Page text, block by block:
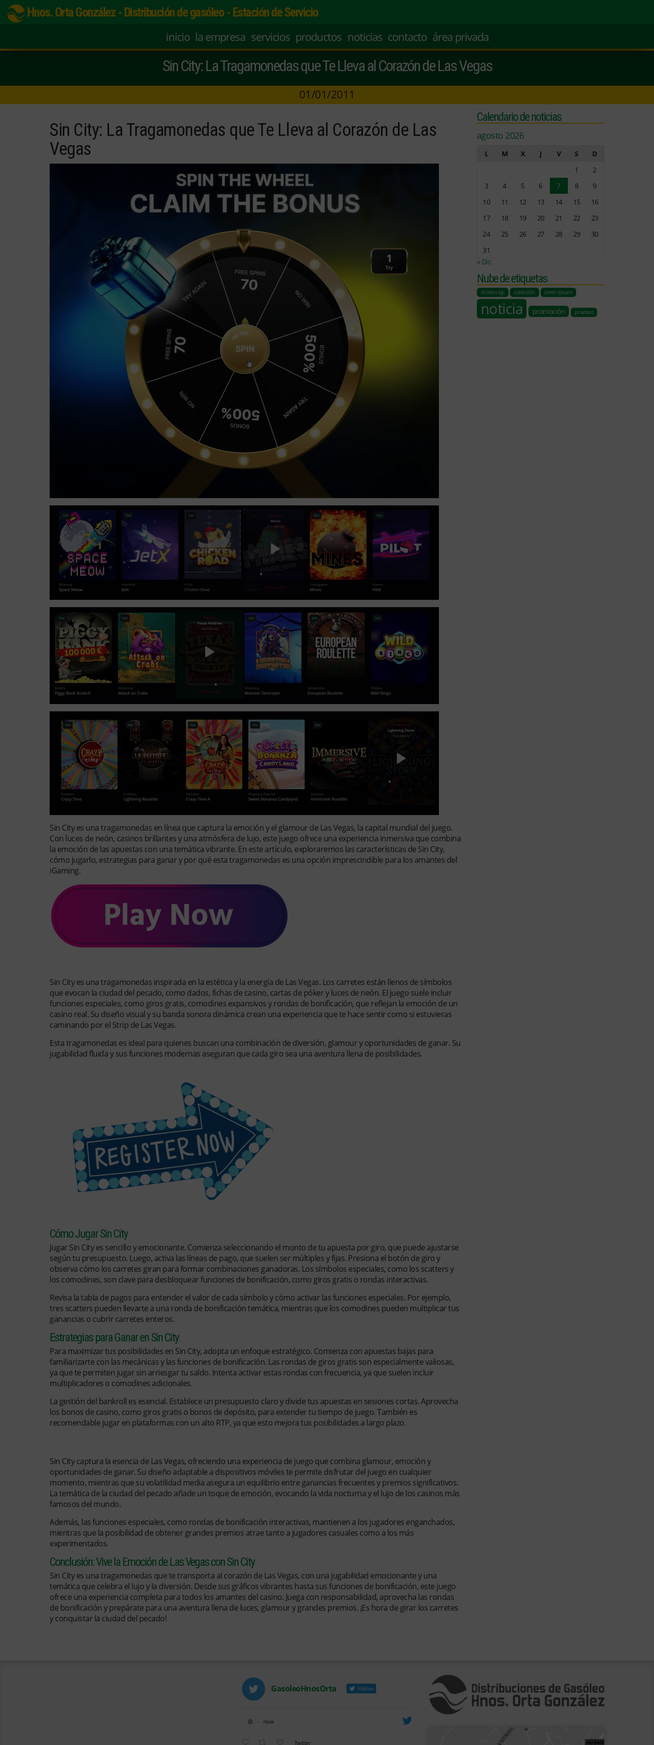
Hnos. Orta González - Distribución de gasóleo - Estación de Servicio
inicio la empresa servicios productos noticias contacto área privada
Sin City: La Tragamonedas que Te Lleva al Corazón de Las Vegas
01/01/2011
Sin City: La Tragamonedas que Te Lleva al Corazón de Las
Vegas
Sin City es una tragamonedas en línea que captura la emoción y el glamour de Las Vegas, la capital mundial del juego.
Con luces de neón, casinos brillantes y una atmósfera de lujo, este juego ofrece una experiencia inmersiva que combina
la emoción de las apuestas con una temática vibrante. En este artículo, exploraremos las características de Sin City,
cómo jugarlo, estrategias para ganar y por qué esta tragamonedas es una opción imprescindible para los amantes del
iGaming.
Sin City es una tragamonedas inspirada en la estética y la energía de Las Vegas. Los carretes están llenos de símbolos
que evocan la ciudad del pecado, como dados, fichas de casino, cartas de póker y luces de neón. El juego suele incluir
funciones especiales, como giros gratis, comodines expansivos y rondas de bonificación, que reflejan la emoción de un
casino real. Su diseño visual y su banda sonora dinámica crean una experiencia que te hace sentir como si estuvieras
caminando por el Strip de Las Vegas.
Esta tragamonedas es ideal para quienes buscan una combinación de diversión, glamour y oportunidades de ganar. Su
jugabilidad fluida y sus funciones modernas aseguran que cada giro sea una aventura llena de posibilidades.
Cómo Jugar Sin City
Jugar Sin City es sencillo y emocionante. Comienza seleccionando el monto de tu apuesta por giro, que puede ajustarse
según tu presupuesto. Luego, activa las líneas de pago, que suelen ser múltiples y fijas. Presiona el botón de giro y
observa cómo los carretes giran para formar combinaciones ganadoras. Los símbolos especiales, como los scatters y
los comodines, son clave para desbloquear funciones de bonificación, como giros gratis o rondas interactivas.
Revisa la tabla de pagos para entender el valor de cada símbolo y cómo activar las funciones especiales. Por ejemplo,
tres scatters pueden llevarte a una ronda de bonificación temática, mientras que los comodines pueden multiplicar tus
ganancias o cubrir carretes enteros.
Estrategias para Ganar en Sin City
Para maximizar tus posibilidades en Sin City, adopta un enfoque estratégico. Comienza con apuestas bajas para
familiarizarte con las mecánicas y las funciones de bonificación. Las rondas de giros gratis son especialmente valiosas,
ya que te permiten jugar sin arriesgar tu saldo. Intenta activar estas rondas con frecuencia, ya que suelen incluir
multiplicadores o comodines adicionales.
La gestión del bankroll es esencial. Establece un presupuesto claro y divide tus apuestas en sesiones cortas. Aprovecha
los bonos de casino, como giros gratis o bonos de depósito, para extender tu tiempo de juego. También es
recomendable jugar en plataformas con un alto RTP, ya que esto mejora tus posibilidades a largo plazo.
Sin City captura la esencia de Las Vegas, ofreciendo una experiencia de juego que combina glamour, emoción y
oportunidades de ganar. Su diseño adaptable a dispositivos móviles te permite disfrutar del juego en cualquier
momento, mientras que su volatilidad media asegura un equilibrio entre ganancias frecuentes y premios significativos.
La temática de la ciudad del pecado añade un toque de emoción, evocando la vida nocturna y el lujo de los casinos más
famosos del mundo.
Además, las funciones especiales, como rondas de bonificación interactivas, mantienen a los jugadores enganchados,
mientras que la posibilidad de obtener grandes premios atrae tanto a jugadores casuales como a los más
experimentados.
Conclusión: Vive la Emoción de Las Vegas con Sin City
Sin City es una tragamonedas que te transporta al corazón de Las Vegas, con una jugabilidad emocionante y una
temática que celebra el lujo y la diversión. Desde sus gráficos vibrantes hasta sus funciones de bonificación, este juego
ofrece una experiencia completa para todos los amantes del casino. Juega con responsabilidad, aprovecha las rondas
de bonificación y prepárate para una aventura llena de luces, glamour y grandes premios. ¡Es hora de girar los carretes
y conquistar la ciudad del pecado!
Calendario de noticias
agosto 2026
L M X J V S
D
1
2
3
4 5 6 7 8
9
10
11 12 13 14 15
16
17
18 19 20 21 22
23
24
25 26 27 28 29
30
31
« Dic
Nube de etiquetas
chollos bp colección loren ipsum
noticia promoción pruebas
GasoleoHnosOrta Follow
@ · now
Twitter